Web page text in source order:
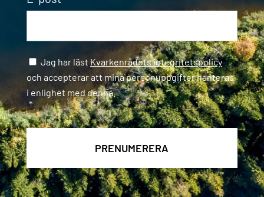
Samtycke *
Jag har läst Kvarkenrådets integritetspolicy
och accepterar att mina personuppgifter hanteras
i enlighet med denna.
*